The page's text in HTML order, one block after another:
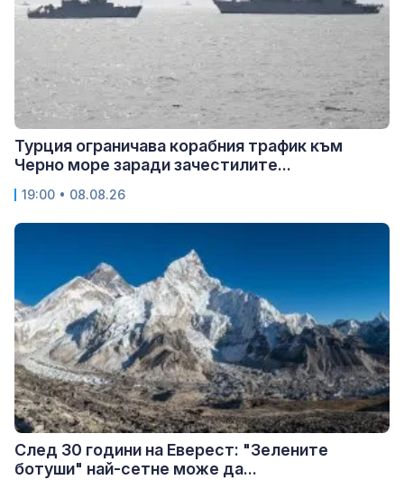
Турция ограничава корабния трафик към
Черно море заради зачестилите...
19:00 • 08.08.26
След 30 години на Еверест: "Зелените
ботуши" най-сетне може да...